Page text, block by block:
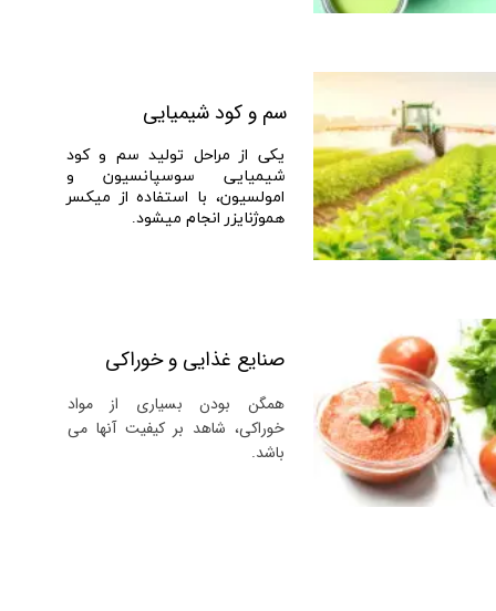
سم و کود شیمیایی
یکی از مراحل تولید سم و کود
شیمیایی سوسپانسیون و
امولسیون، با استفاده از میکسر
هموژنایزر انجام میشود.​​​​​​​
صنایع غذایی و خوراکی
همگن بودن بسیاری از مواد
خوراکی، شاهد بر کیفیت آنها می
باشد.